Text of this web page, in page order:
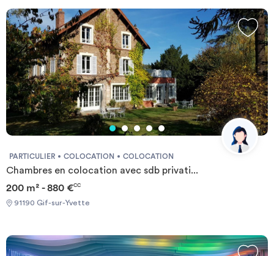
PARTICULIER COLOCATION COLOCATION
Chambres en colocation avec sdb privati...
200 m² - 880 €CC
91190 Gif-sur-Yvette